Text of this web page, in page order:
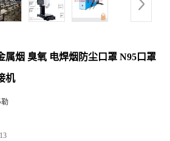
属烟 臭氧 电焊烟防尘口罩 N95口罩
机
勒